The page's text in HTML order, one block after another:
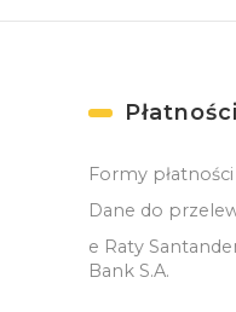
Płatności
Formy płatności
Dane do
e Raty
Bank S.A.